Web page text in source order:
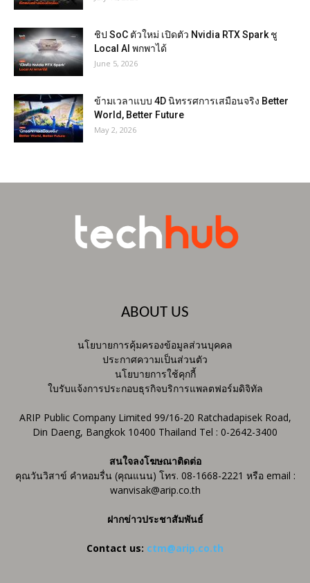
ชิป SoC ตัวใหม่ เปิดตัว Nvidia RTX Spark ชู
Local AI พกพาได้
June 5, 2026
ข้ามเวลาแบบ 4D นิทรรศการเสมือนจริง Better
World, Better Future
May 2, 2026
ABOUT US
นโยบายการคุ้มครองข้อมูลส่วนบุคคล
ประกาศความเป็นส่วนตัว
นโยบายการใช้คุกกี้
ใบรับแจ้งการประกอบธุรกิจบริการแพลตฟอร์มดิจิทัล
ARIP Public Company Limited 99/16-20 Ratchadapisek Road,
Din Daeng, Bangkok 10400 Thailand Tel : 0-2642-3400
สนใจลงโฆษณาติดต่อ
คุณวันวิสาข์ คำหอมรื่น (คุณแนน) โทร. 08-1668-2221 หรือ email :
wanvisak@arip.co.th
ฝากข่าวประชาสัมพันธ์
Contact us: ctm@arip.co.th